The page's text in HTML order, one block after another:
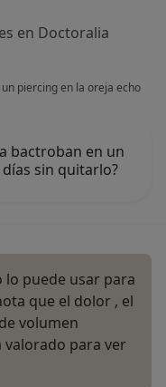
en Doctoralia
piercing en la oreja echo
bactroban en un
sin quitarlo?
lo puede usar para
que el dolor , el
volumen
valorado para ver